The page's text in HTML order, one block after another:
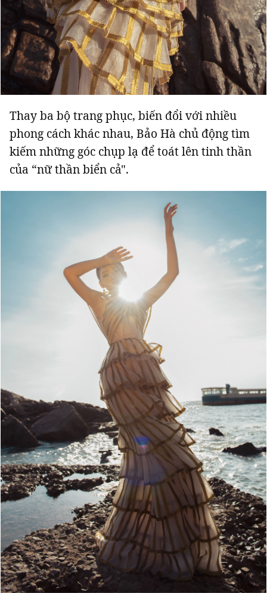
Thay ba bộ trang phục, biến đổi với nhiều
phong cách khác nhau, Bảo Hà chủ động tìm
kiếm những góc chụp lạ để toát lên tinh thần
của “nữ thần biển cả".